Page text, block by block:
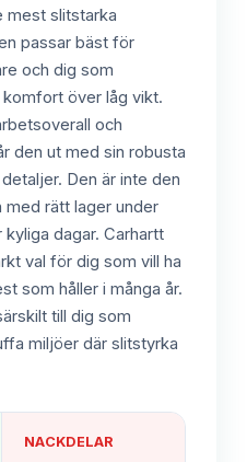
mest slitstarka
passar bäst för
och dig som
över låg vikt.
och
den ut med sin robusta
Den är inte den
med rätt lager under
dagar. Carhartt
val för dig som vill ha
som håller i många år.
till dig som
miljöer där slitstyrka
NACKDELAR